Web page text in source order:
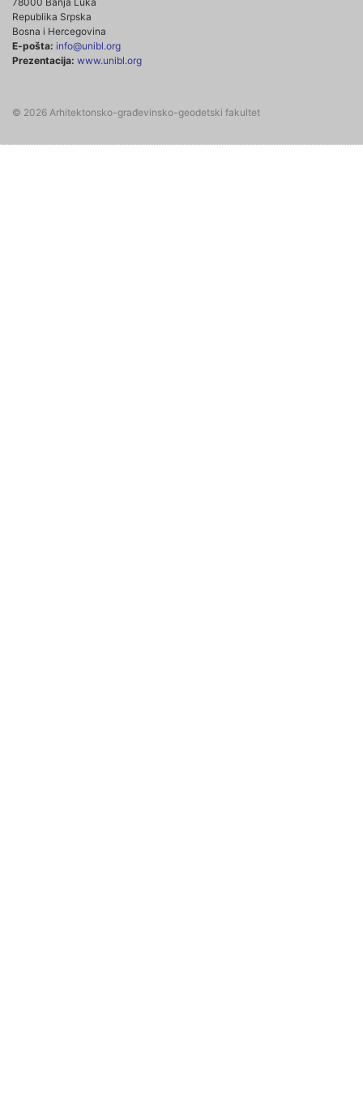
Republika Srpska
Bosna i Hercegovina
E-pošta: info@unibl.org
Prezentacija: www.unibl.org
© 2026 Arhitektonsko-građevinsko-geodetski fakultet